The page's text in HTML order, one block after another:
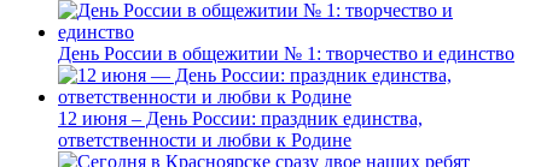
День России в общежитии № 1: творчество и единство
12 июня – День России: праздник единства,
ответственности и любви к Родине